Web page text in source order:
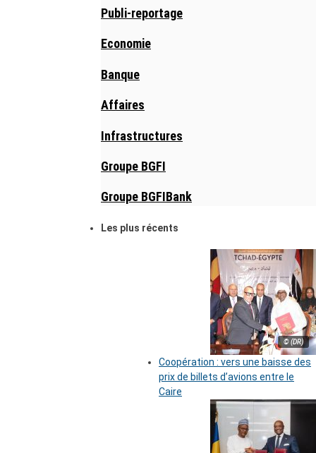
Publi-reportage
Economie
Banque
Affaires
Infrastructures
Groupe BGFI
Groupe BGFIBank
Les plus récents
© (DR)
Coopération : vers une baisse des
prix de billets d’avions entre le
Caire